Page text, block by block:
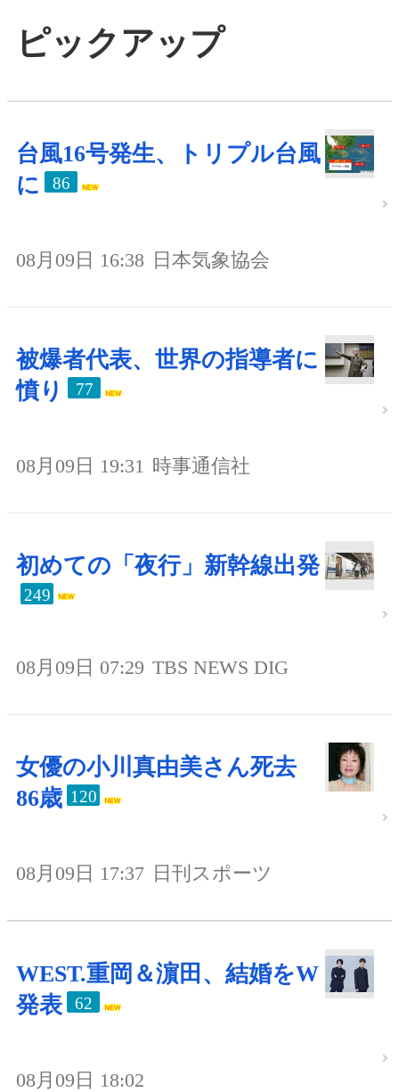
ピックアップ
台風16号発生、トリプル台風
に
86
08月09日 16:38 日本気象協会
被爆者代表、世界の指導者に
憤り
77
08月09日 19:31 時事通信社
初めての「夜行」新幹線出発
249
08月09日 07:29 TBS NEWS DIG
女優の小川真由美さん死去
86歳 120
08月09日 17:37 日刊スポーツ
WEST.重岡＆濵田、結婚をW
発表
62
08月09日 18:02